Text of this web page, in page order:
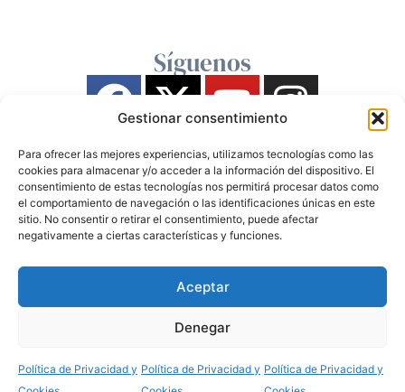
Gestionar consentimiento
Para ofrecer las mejores experiencias, utilizamos tecnologías como las
cookies para almacenar y/o acceder a la información del dispositivo. El
consentimiento de estas tecnologías nos permitirá procesar datos como
el comportamiento de navegación o las identificaciones únicas en este
sitio. No consentir o retirar el consentimiento, puede afectar
negativamente a ciertas características y funciones.
Aceptar
Denegar
Política de Privacidad y Política de Privacidad y Política de Privacidad y
Síguenos